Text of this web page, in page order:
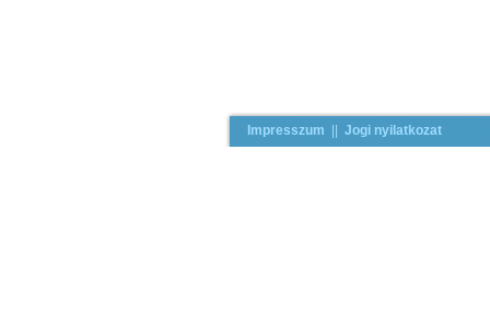
Impresszum || Jogi nyilatkozat